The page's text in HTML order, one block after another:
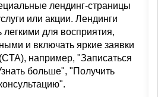
лендинг-страницы
или акции. Лендинги
для восприятия,
и включать яркие заявки
например, "Записаться
больше", "Получить